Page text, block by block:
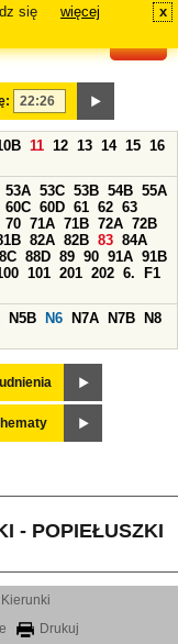
się
więcej x
11 12 13 14 15 16
53A 53C 53B 54B 55A
60C 60D 61 62 63
70 71A 71B 72A 72B
82A 82B 83 84A
88D 89 90 91A 91B
101 201 202 6.
F1
N5B N6 N7A N7B
N8
- POPIEŁUSZKI
Kierunki
Drukuj